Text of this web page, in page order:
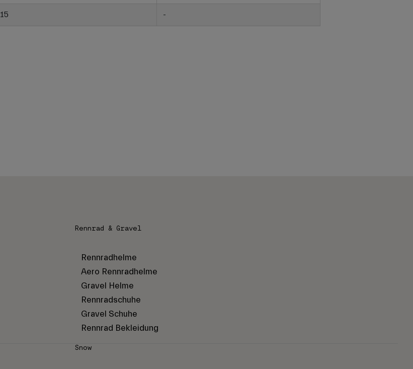
15 -
Rennrad & Gravel
Rennradhelme
Aero Rennradhelme
Gravel Helme
Rennradschuhe
Gravel Schuhe
Rennrad Bekleidung
Snow